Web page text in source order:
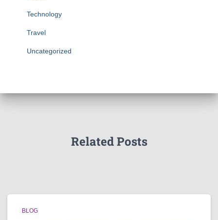
Technology
Travel
Uncategorized
Related Posts
BLOG